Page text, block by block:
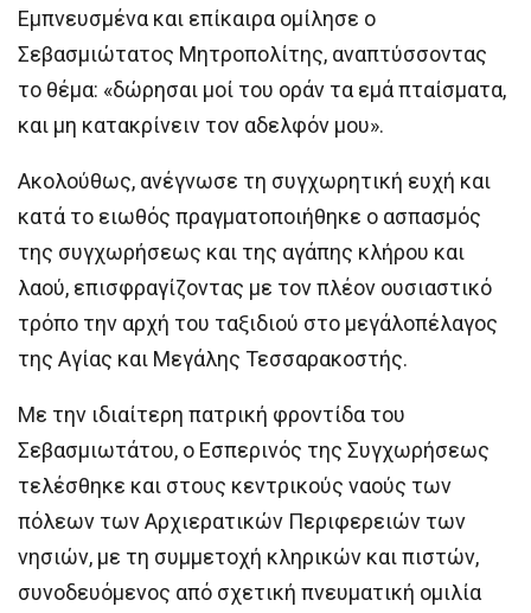
Εμπνευσμένα και επίκαιρα ομίλησε ο
Σεβασμιώτατος Μητροπολίτης, αναπτύσσοντας
το θέμα: «δώρησαι μοί του οράν τα εμά πταίσματα,
και μη κατακρίνειν τον αδελφόν μου».
Ακολούθως, ανέγνωσε τη συγχωρητική ευχή και
κατά το ειωθός πραγματοποιήθηκε ο ασπασμός
της συγχωρήσεως και της αγάπης κλήρου και
λαού, επισφραγίζοντας με τον πλέον ουσιαστικό
τρόπο την αρχή του ταξιδιού στο μεγάλοπέλαγος
της Αγίας και Μεγάλης Τεσσαρακοστής.
Με την ιδιαίτερη πατρική φροντίδα του
Σεβασμιωτάτου, ο Εσπερινός της Συγχωρήσεως
τελέσθηκε και στους κεντρικούς ναούς των
πόλεων των Αρχιερατικών Περιφερειών των
νησιών, με τη συμμετοχή κληρικών και πιστών,
συνοδευόμενος από σχετική πνευματική ομιλία